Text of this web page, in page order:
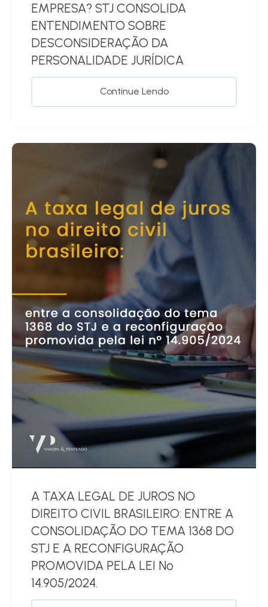
EMPRESA? STJ CONSOLIDA
ENTENDIMENTO SOBRE
DESCONSIDERAÇÃO DA
PERSONALIDADE JURÍDICA
Continue Lendo
A TAXA LEGAL DE JUROS NO
DIREITO CIVIL BRASILEIRO: ENTRE A
CONSOLIDAÇÃO DO TEMA 1368 DO
STJ E A RECONFIGURAÇÃO
PROMOVIDA PELA LEI Nº
14.905/2024.